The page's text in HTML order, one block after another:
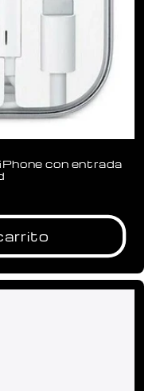
con entrada